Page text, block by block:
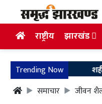
राष्ट्रीय झारखंड
Trending Now
शहीद
समाचार
जीवन